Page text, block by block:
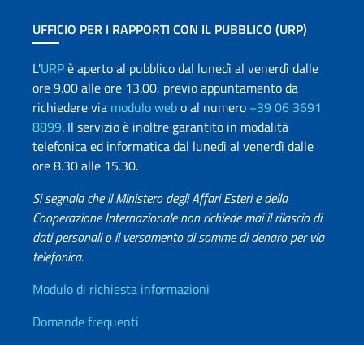
UFFICIO PER I RAPPORTI CON IL PUBBLICO (URP)
L'URPè aperto al pubblico dal lunedì al venerdì dalle
ore 9.00 alle ore 13.00, previo appuntamento da
richiedere via modulo webo al numero +39 06 3691
8899. Il servizio è inoltre garantito in modalità
telefonica ed informatica dal lunedì al venerdì dalle
ore 8.30 alle 15.30.
Si segnala che il Ministero degli Affari Esteri e della
Cooperazione Internazionale non richiede mai il rilascio di
dati personali o il versamento di somme di denaro per via
telefonica.
Info utili
Modulo di richiesta informazioni
Domande frequenti